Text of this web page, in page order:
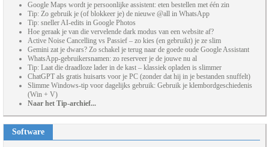
Google Maps wordt je persoonlijke assistent: eten bestellen met één zin
Tip: Zo gebruik je (of blokkeer je) de nieuwe @all in WhatsApp
Tip: sneller AI-edits in Google Photos
Hoe geraak je van die vervelende dark modus van een website af?
Active Noise Cancelling vs Passief – zo kies (en gebruikt) je ze slim
Gemini zat je dwars? Zo schakel je terug naar de goede oude Google Assistant
WhatsApp-gebruikersnamen: zo reserveer je de jouwe nu al
Tip: Laat die draadloze lader in de kast – klassiek opladen is slimmer
ChatGPT als gratis huisarts voor je PC (zonder dat hij in je bestanden snuffelt)
Slimme Windows-tip voor dagelijks gebruik: Gebruik je klembordgeschiedenis
(Win + V)
Naar het Tip-archief...
Software